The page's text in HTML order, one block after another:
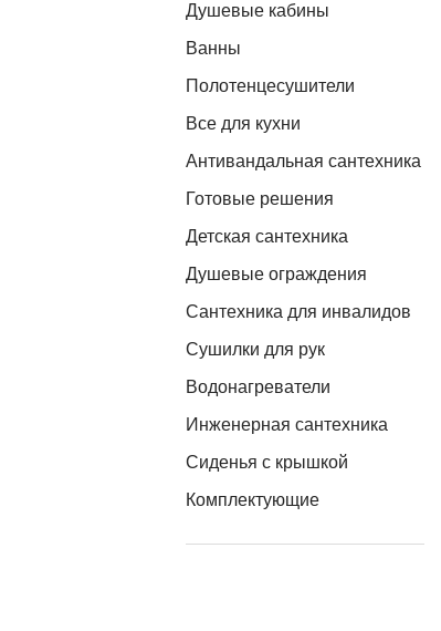
Душевые кабины
Ванны
Полотенцесушители
Все для кухни
Антивандальная сантехника
Готовые решения
Детская сантехника
Душевые ограждения
Сантехника для инвалидов
Сушилки для рук
Водонагреватели
Инженерная сантехника
Сиденья с крышкой
Комплектующие